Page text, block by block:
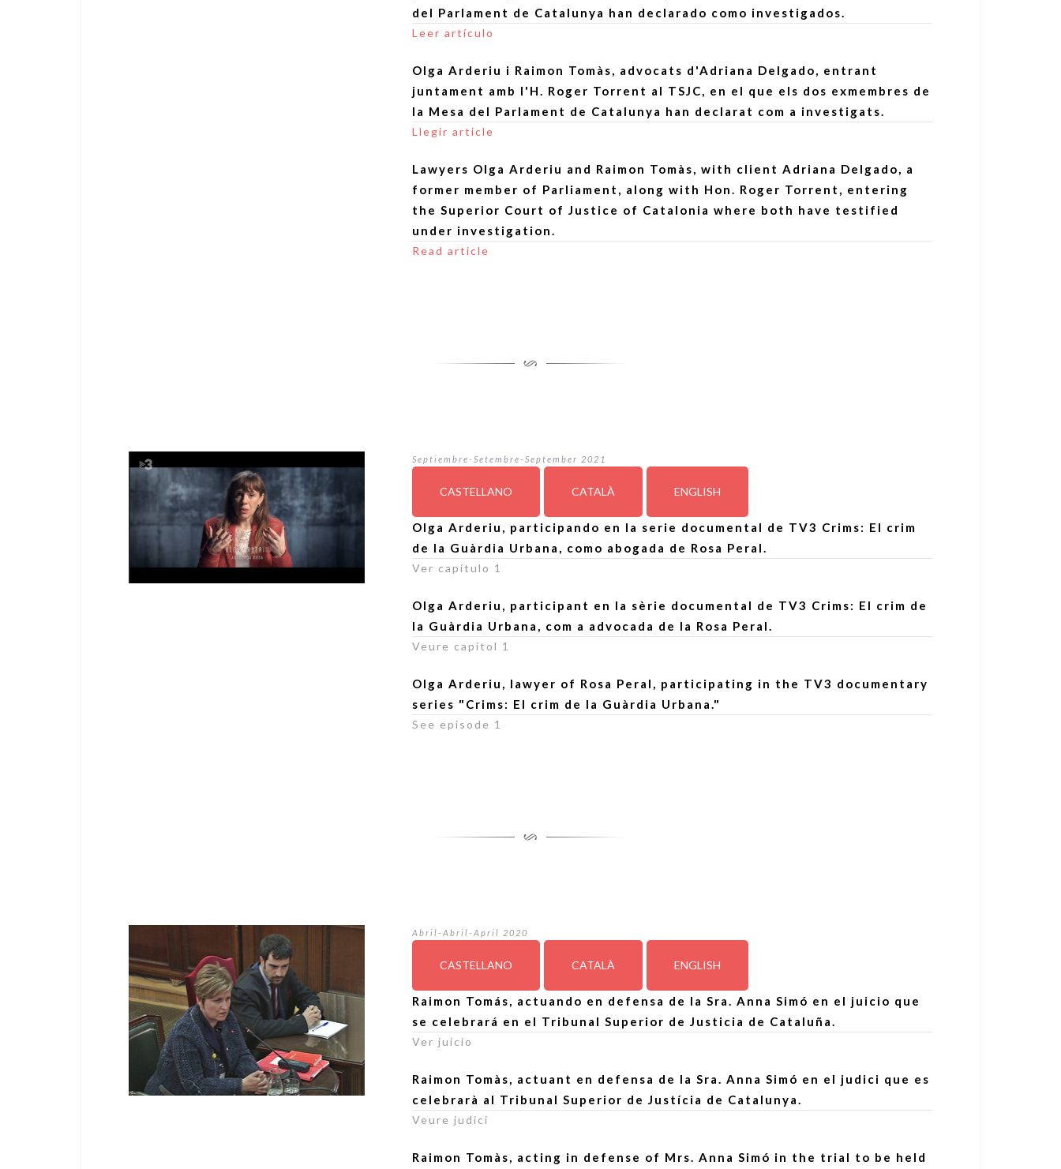
del Parlament de Catalunya han declarado como investigados.
Leer artículo
Olga Arderiu i Raimon Tomàs, advocats d'Adriana Delgado, entrant
juntament amb l'H. Roger Torrent al TSJC, en el que els dos exmembres de
la Mesa del Parlament de Catalunya han declarat com a investigats.
Llegir article
Lawyers Olga Arderiu and Raimon Tomàs, with client Adriana Delgado, a
former member of Parliament, along with Hon. Roger Torrent, entering
the Superior Court of Justice of Catalonia where both have testified
under investigation.
Read article
Septiembre-Setembre-September 2021
CASTELLANO CATALÀ ENGLISH
Olga Arderiu, participando en la serie documental de TV3 Crims: El crim
de la Guàrdia Urbana, como abogada de Rosa Peral.
Ver capítulo 1
Olga Arderiu, participant en la sèrie documental de TV3 Crims: El crim de
la Guàrdia Urbana, com a advocada de la Rosa Peral.
Veure capítol 1
Olga Arderiu, lawyer of Rosa Peral, participating in the TV3 documentary
series "Crims: El crim de la Guàrdia Urbana."
See episode 1
Abril-Abril-April 2020
CASTELLANO CATALÀ ENGLISH
Raimon Tomás, actuando en defensa de la Sra. Anna Simó en el juicio que
se celebrará en el Tribunal Superior de Justicia de Cataluña.
Ver juicio
Raimon Tomàs, actuant en defensa de la Sra. Anna Simó en el judici que es
celebrarà al Tribunal Superior de Justícia de Catalunya.
Veure judici
Raimon Tomàs, acting in defense of Mrs. Anna Simó in the trial to be held